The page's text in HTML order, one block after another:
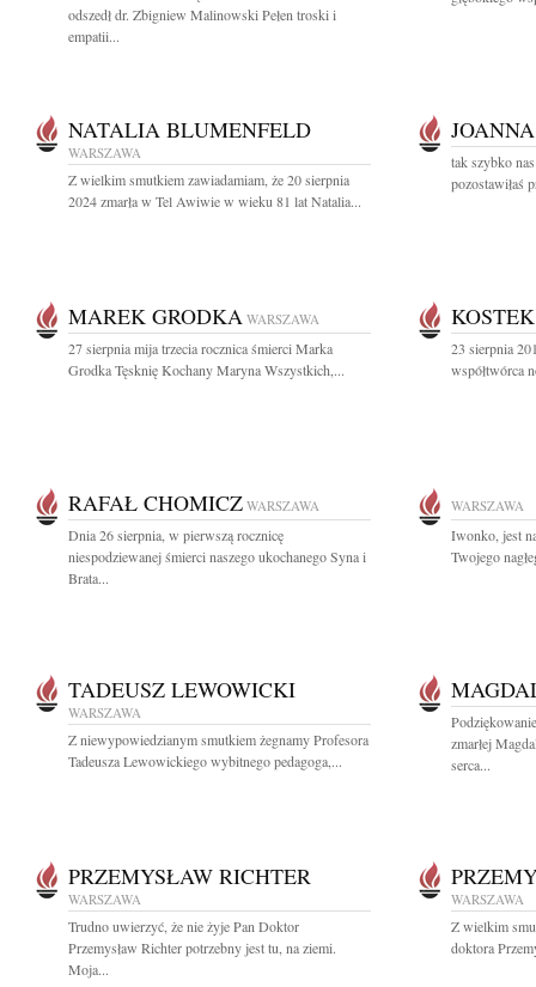
odszedł dr. Zbigniew Malinowski Pełen troski i
empatii...
NATALIA BLUMENFELD
WARSZAWA
Z wielkim smutkiem zawiadamiam, że 20 sierpnia
2024 zmarła w Tel Awiwie w wieku 81 lat Natalia...
JOANNA
tak szybko
pozostawiłaś
MAREK GRODKA WARSZAWA
27 sierpnia mija trzecia rocznica śmierci Marka
Grodka Tęsknię Kochany Maryna Wszystkich,...
23 sierpnia
współtwórca
RAFAŁ CHOMICZ WARSZAWA
Dnia 26 sierpnia, w pierwszą rocznicę
niespodziewanej śmierci naszego ukochanego Syna i
Brata...
WARSZAWA
Iwonko, jest
Twojego
TADEUSZ LEWOWICKI
WARSZAWA
Z niewypowiedzianym smutkiem żegnamy Profesora
Tadeusza Lewowickiego wybitnego pedagoga,...
zmarłej
serca...
PRZEMYSŁAW RICHTER
WARSZAWA
Trudno uwierzyć, że nie żyje Pan Doktor
Przemysław Richter potrzebny jest tu, na ziemi.
Moja...
WARSZAWA
Z wielkim
doktora